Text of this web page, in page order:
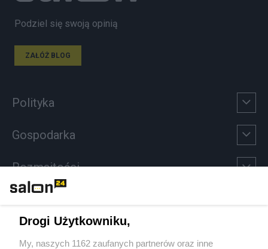
Podziel się swoją opinią
ZAŁÓŻ BLOG
Polityka
Gospodarka
Rozmaitości
Sport
Drogi Użytkowniku,
My, naszych 1162 zaufanych partnerów oraz inne